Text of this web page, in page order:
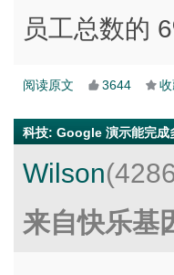
员工总数的
阅读原文 3644
科技: Google 演示能完成
Wilson
来自快乐基